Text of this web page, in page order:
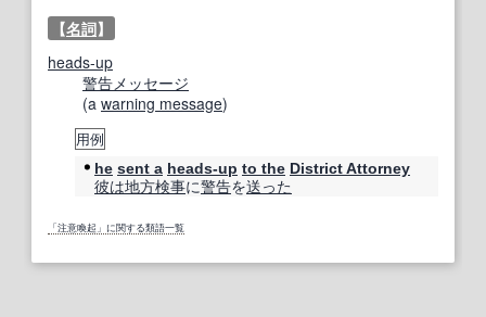
【名詞】
heads-up
警告メッセージ
(a warning message)
用例
he sent a heads-up to the District Attorney
彼は地方検事に警告を送った
「注意喚起」に関する類語一覧